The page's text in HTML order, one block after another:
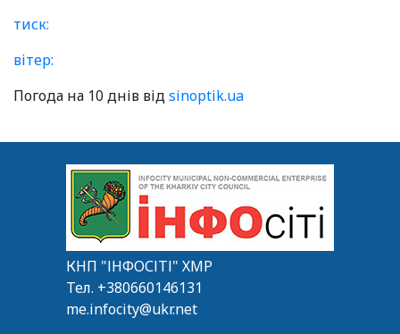
тиск:
вітер:
Погода на 10 днів відsinoptik.ua
КНП "ІНФОСІТІ" ХМР
Тел. +380660146131
me.infocity@ukr.net